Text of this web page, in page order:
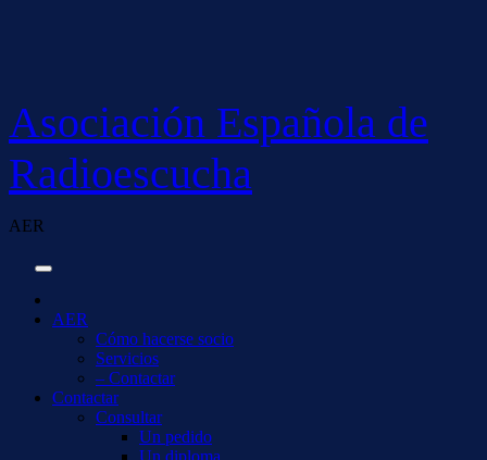
Asociación Española de
Radioescucha
AER
AER
Cómo hacerse socio
Servicios
– Contactar
Contactar
Consultar
Un pedido